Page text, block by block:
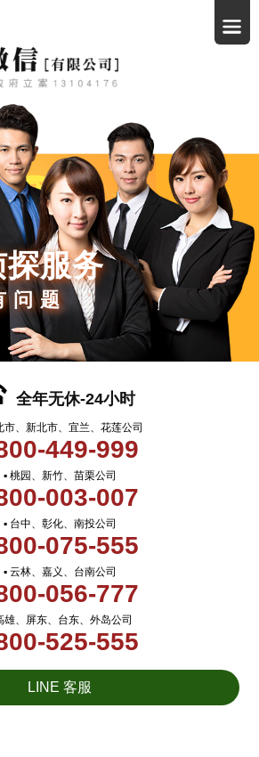
服务
问题
全年无休-24小时
市、新北市、宜兰、花莲公司
449-999
▪ 桃园、新竹、苗栗公司
003-007
▪ 台中、彰化、南投公司
075-555
▪ 云林、嘉义、台南公司
056-777
雄、屏东、台东、外岛公司
525-555
LINE 客服